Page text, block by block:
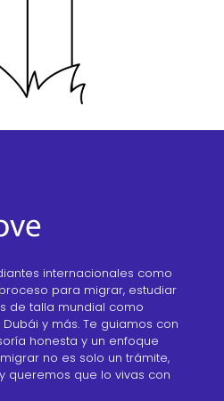
internacionales como
para migrar, estudiar
de talla mundial como
Dubái y más. Te guiamos con
honesta y un enfoque
no es solo un trámite,
queremos que lo vivas con